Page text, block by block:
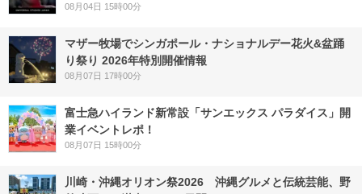
08月04日 15時00分
マザー牧場でシンガポール・ナショナルデー花火&盆踊
り祭り 2026年特別開催情報
08月07日 17時00分
富士急ハイランド新常設「サンエックス パラダイス」開
業イベントレポ！
08月07日 15時00分
川崎・沖縄オリオン祭2026 沖縄グルメと伝統芸能、野